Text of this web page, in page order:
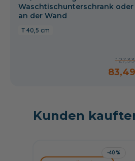
Waschtischunterschrank oder
an der Wand
40,5 cm
Kunden
-40%